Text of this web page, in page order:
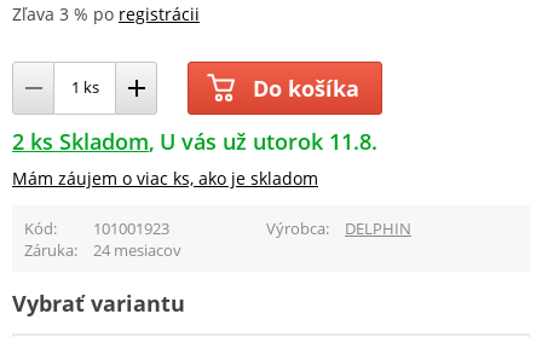
Zľava 3 % po registrácii
Do košíka
2 ks Skladom U vás už utorok 11.8.
Mám záujem o viac ks, ako je skladom
Kód 101001923 Výrobca
DELPHIN
Záruka
24 mesiacov
Vybrať variantu